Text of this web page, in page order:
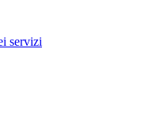
servizi